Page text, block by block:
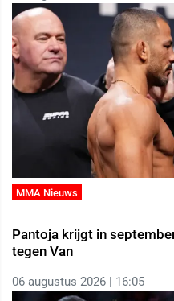
MMA Nieuws
Pantoja krijgt in
tegen Van
06 augustus 2026 | 16:05